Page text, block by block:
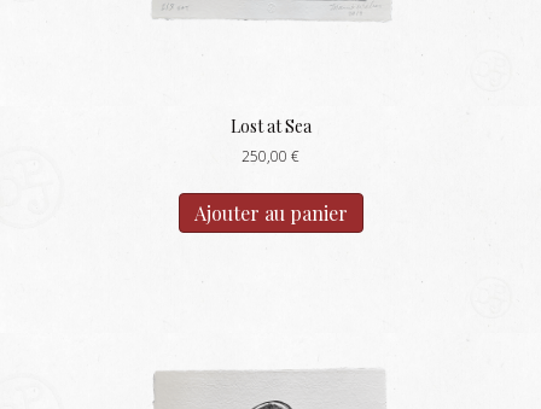
Lost at Sea
250,00 €
Ajouter au panier